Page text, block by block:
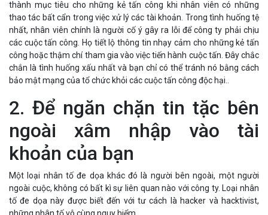
thao tác bất cẩn trong việc xử lý các tài khoản. Trong tình huống tệ
nhất, nhân viên chính là người cố ý gây ra lỗi để công ty phải chịu
các cuộc tấn công. Họ tiết lộ thông tin nhạy cảm cho những kẻ tấn
công hoặc thậm chí tham gia vào việc tiến hành cuộc tấn. Đây chắc
chắn là tình huống xấu nhất và bạn chỉ có thể tránh nó bằng cách
bảo mật mạng của tổ chức khỏi các cuộc tấn công độc hại..
2. Để ngăn chặn tin tặc bên
ngoài xâm nhập vào tài
khoản của bạn
Một loại nhân tố đe dọa khác đó là người bên ngoài, một người
ngoài cuộc, không có bất kì sự liên quan nào với công ty. Loại nhân
tố đe dọa này được biết đến với tư cách là hacker và hacktivist,
những nhân tố vô cùng nguy hiểm.